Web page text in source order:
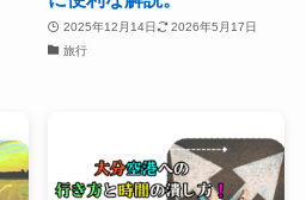
2025年12月14日
2026年5月17日
旅行